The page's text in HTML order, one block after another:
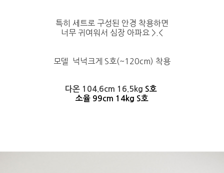
특히 세트로 구성된 안경 착용하면
너무 귀여워서 심장 아파요 >.<
모델 넉넉크게 S호(~120cm) 착용
다온 104.6cm 16.5kg S호
소율 99cm 14kg S호